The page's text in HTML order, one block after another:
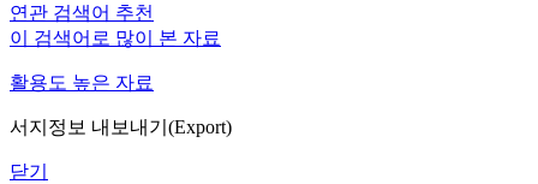
연관 검색어 추천
이 검색어로 많이 본 자료
활용도 높은 자료
서지정보 내보내기(Export)
닫기